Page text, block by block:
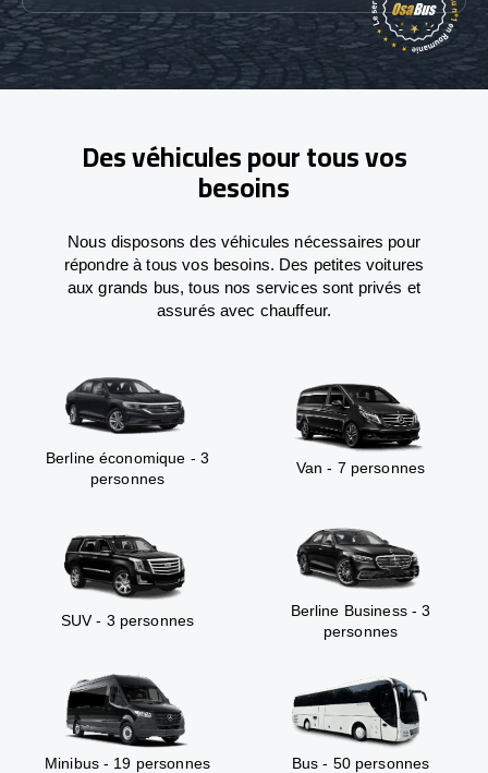
Des véhicules pour tous vos
besoins
Nous disposons des véhicules nécessaires pour
répondre à tous vos besoins. Des petites voitures
aux grands bus, tous nos services sont privés et
assurés avec chauffeur.
Berline économique - 3
personnes
Van - 7 personnes
SUV - 3 personnes
Berline Business - 3
personnes
Minibus - 19 personnes Bus - 50 personnes